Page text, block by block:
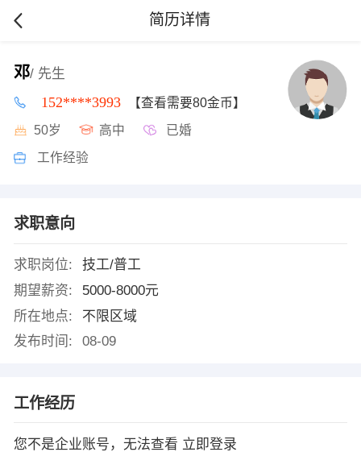
简历详情
邓/ 先生
152****3993 【查看需要80金币】
50岁 高中 已婚
工作经验
求职意向
求职岗位:
技工/普工
期望薪资:
5000-8000元
所在地点:
不限区域
发布时间:
08-09
工作经历
您不是企业账号，无法查看 立即登录